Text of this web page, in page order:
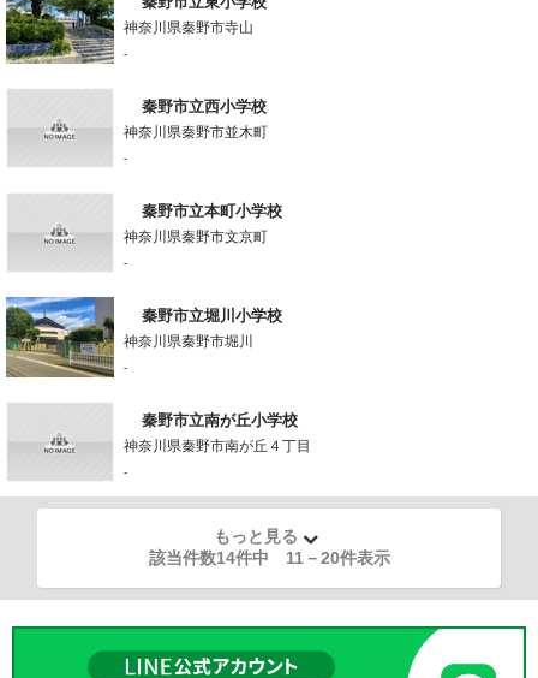
神奈川県秦野市寺山
-
秦野市立西小学校
神奈川県秦野市並木町
-
秦野市立本町小学校
神奈川県秦野市文京町
-
秦野市立堀川小学校
神奈川県秦野市堀川
-
秦野市立南が丘小学校
神奈川県秦野市南が丘４丁目
-
もっと見る
該当件数14件中 11 －20件表示